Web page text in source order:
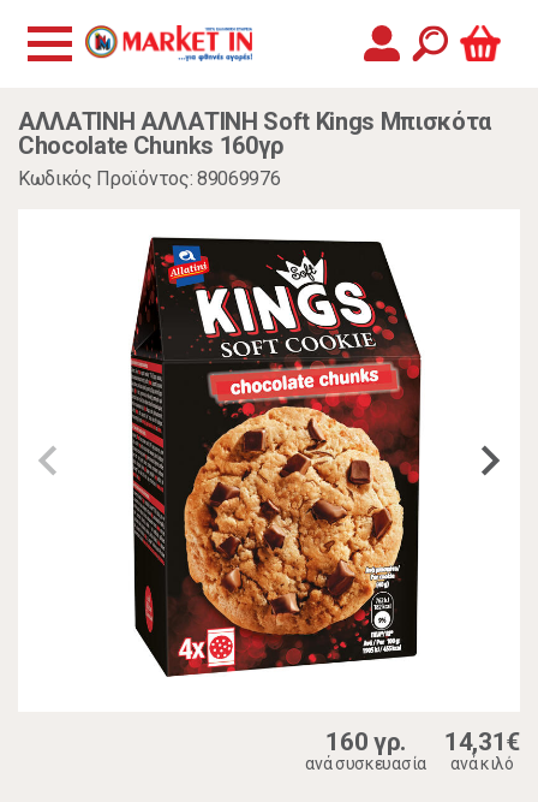
ΑΛΛΑΤΙΝΗ ΑΛΛΑΤΙΝΗ Soft Kings Μπισκότα
Chocolate Chunks 160γρ
Κωδικός Προϊόντος: 89069976
160 γρ.
ανά συσκευασία
14,31€
ανά κιλό